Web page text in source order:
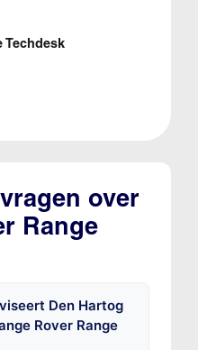
Techdesk
over
Range
Den Hartog
Rover Range